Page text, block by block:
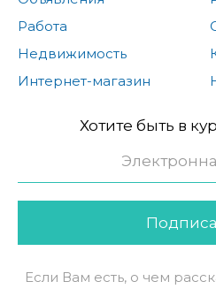
Работа
Недвижимость
Интернет-магазин
Хотите быть в
Если Вам есть, о чем